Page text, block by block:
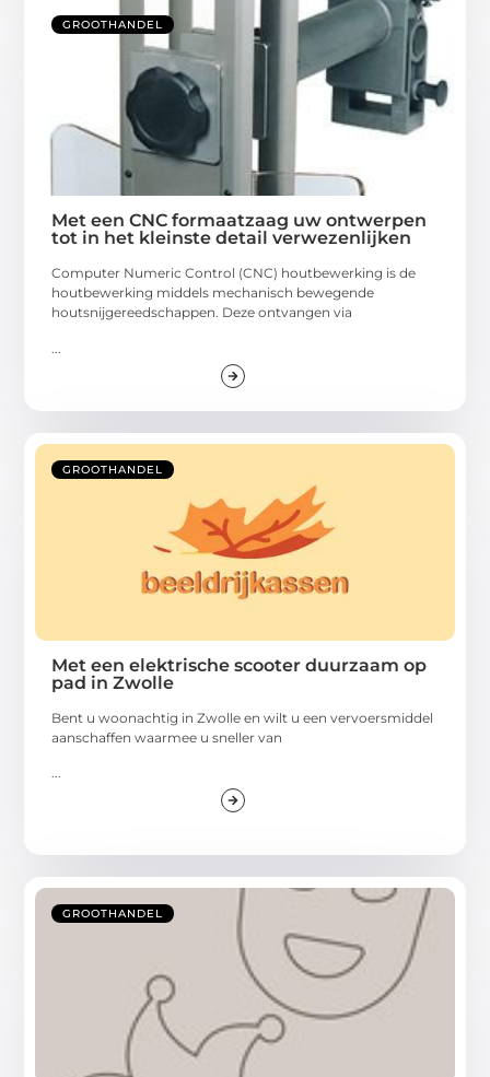
GROOTHANDEL
Met een CNC formaatzaag uw ontwerpen
tot in het kleinste detail verwezenlijken
Computer Numeric Control (CNC) houtbewerking is de
houtbewerking middels mechanisch bewegende
houtsnijgereedschappen. Deze ontvangen via
GROOTHANDEL
Met een elektrische scooter duurzaam op
pad in Zwolle
Bent u woonachtig in Zwolle en wilt u een vervoersmiddel
aanschaffen waarmee u sneller van
GROOTHANDEL